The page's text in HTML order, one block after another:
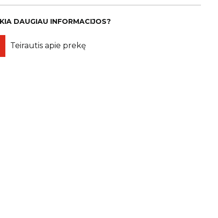
DAUGIAU INFORMACIJOS?
Teirautis apie prekę